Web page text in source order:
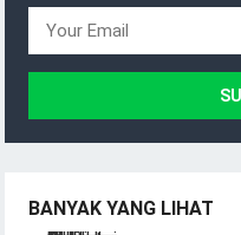
BANYAK YANG LIHAT